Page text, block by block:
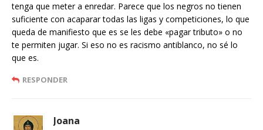
tenga que meter a enredar. Parece que los negros no tienen
suficiente con acaparar todas las ligas y competiciones, lo que
queda de manifiesto que es se les debe «pagar tributo» o no
te permiten jugar. Si eso no es racismo antiblanco, no sé lo
que es.
RESPONDER
Joana